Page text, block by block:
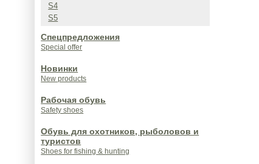
S4
S5
Спецпредложения
Special offer
Новинки
New products
Рабочая обувь
Safety shoes
Обувь для охотников, рыболовов и
туристов
Shoes for fishing & hunting